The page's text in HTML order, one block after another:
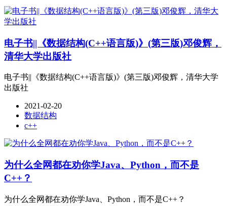
电子书||《数据结构(C++语言版)》(第三版)邓俊辉，
清华大学出版社
电子书||《数据结构(C++语言版)》(第三版)邓俊辉，清华大学
出版社
2021-02-20
数据结构
c++
为什么全网都在劝你学Java、Python，而不是
C++？
为什么全网都在劝你学Java、Python，而不是C++？